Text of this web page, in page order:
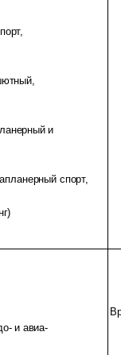
и
спорт,
и авиа-